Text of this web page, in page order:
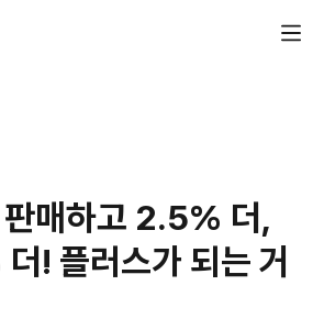
매하고 2.5% 더,
! 플러스가 되는 거
활의 시작